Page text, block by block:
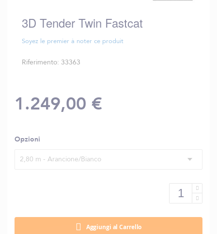
di
immagini
3D Tender Twin Fastcat
Soyez le premier à noter ce produit
Riferimento 33363
1.249,00 €
Opzioni
2,80 m - Arancione/Bianco
Aggiungi al Carrello